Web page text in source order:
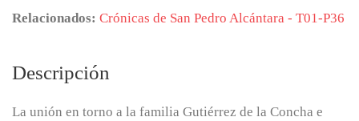
Relacionados: Crónicas de San Pedro Alcántara - T01-P36
Descripción
La unión en torno a la familia Gutiérrez de la Concha e